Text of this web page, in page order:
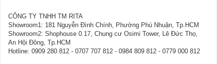
CÔNG TY TNHH TM RITA
Showroom1: 181 Nguyễn Đình Chính, Phường Phú Nhuận, Tp.HCM
Showroom2: Shophouse 0.17, Chung cư Osimi Tower, Lê Đức Thọ,
An Hội Đông, Tp.HCM
Hotline: 0909 280 812 - 0707 707 812 - 0984 809 812 - 0779 000 812